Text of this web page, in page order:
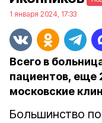
1 января 2024, 17:33
Всего в
пациентов, еще
московские
Большинство